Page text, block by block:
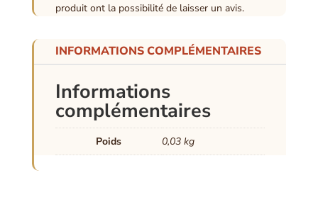
produit ont la possibilité de laisser un avis.
INFORMATIONS COMPLÉMENTAIRES
Informations
complémentaires
Poids 0,03 kg